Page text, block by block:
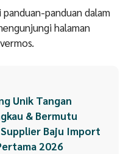
panduan dalam
halaman
Unik Tangan
& Bermutu
Baju Import
2026